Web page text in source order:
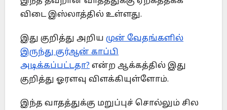
விடை இஸ்லாத்தில் உள்ளது.
இது குறித்து அறிய முன் வேதங்களில்
இருந்து குர்ஆன் காப்பி
அடிக்கப்பட்டதா? என்ற ஆக்கத்தில் இது
குறித்து ஓரளவு விளக்கியுள்ளோம்.
இந்த வாதத்துக்கு மறுப்புச் சொல்லும் சில